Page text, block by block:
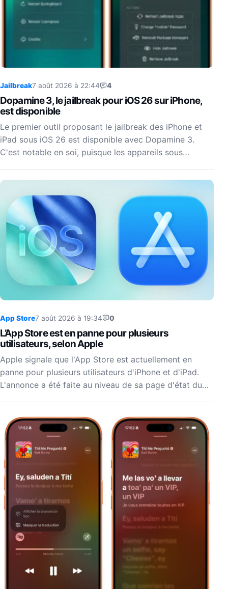
Jailbreak7 août 2026 à 22:44 4
Dopamine 3, le jailbreak pour iOS 26 sur iPhone,
est disponible
Le premier outil proposant le jailbreak des iPhone et
iPad sous iOS 26 est disponible avec Dopamine 3.
C'est notable en soi, puisque les appareils sous…
App Store7 août 2026 à 19:34 0
L’App Store est en panne pour plusieurs
utilisateurs, selon Apple
Apple signale que l'App Store est actuellement en
panne pour plusieurs utilisateurs d'iPhone et d'iPad.
L'annonce a été faite au niveau de sa page d'état du…